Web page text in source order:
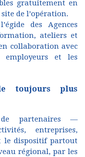
gratuitement en
de l’opération.
des Agences
ateliers et
collaboration avec
employeurs et les
toujours plus
partenaires —
entreprises,
le dispositif partout
régional, par les